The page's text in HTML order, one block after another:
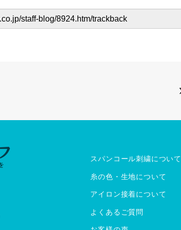
スパンコール刺繍について
糸の色・生地について
アイロン接着について
よくあるご質問